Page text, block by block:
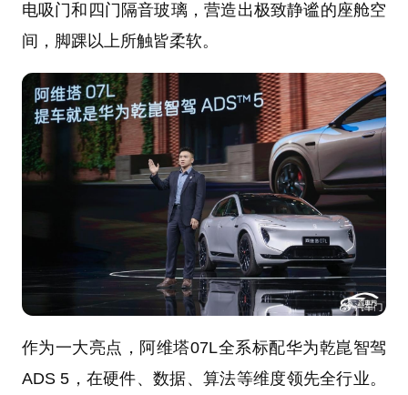
电吸门和四门隔音玻璃，营造出极致静谧的座舱空
间，脚踝以上所触皆柔软。
作为一大亮点，阿维塔07L全系标配华为乾崑智驾
ADS 5，在硬件、数据、算法等维度领先全行业。